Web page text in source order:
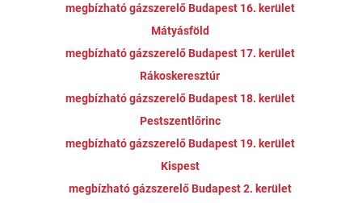
megbízható gázszerelő Budapest 16. kerület
Mátyásföld
megbízható gázszerelő Budapest 17. kerület
Rákoskeresztúr
megbízható gázszerelő Budapest 18. kerület
Pestszentlőrinc
megbízható gázszerelő Budapest 19. kerület
Kispest
megbízható gázszerelő Budapest 2. kerület